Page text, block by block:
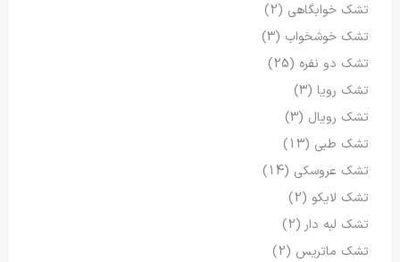
تشک خوابگاهی (2)
تشک خوشخواب (3)
تشک دو نفره (25)
تشک رویا (3)
تشک رویال (3)
تشک طبی (13)
تشک عروسکی (14)
تشک لایکو (2)
تشک لبه دار (2)
تشک ماتریس (2)